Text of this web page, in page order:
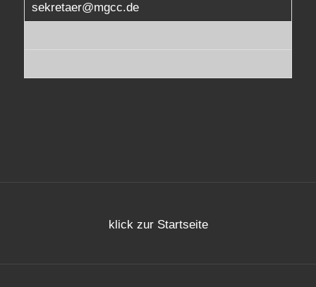
sekretaer@mgcc.de
klick zur Startseite